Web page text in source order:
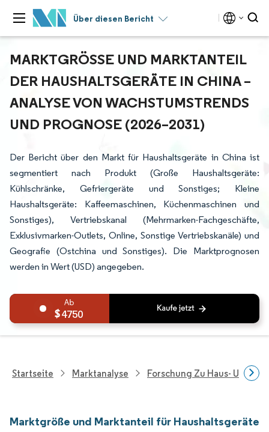
Über diesen Bericht
MARKTGRÖSSE UND MARKTANTEIL D
ER HAUSHALTSGERÄTE IN CHINA – A
NALYSE VON WACHSTUMSTRENDS U
ND PROGNOSE (2026–2031)
Der Bericht über den Markt für Haushaltsgeräte in China ist
segmentiert nach Produkt (Große Haushaltsgeräte:
Kühlschränke, Gefriergeräte und Sonstiges; Kleine
Haushaltsgeräte: Kaffeemaschinen, Küchenmaschinen und
Sonstiges), Vertriebskanal (Mehrmarken-Fachgeschäfte,
Exklusivmarken-Outlets, Online, Sonstige Vertriebskanäle) und
Geografie (Ostchina und Sonstiges). Die Marktprognosen
werden in Wert (USD) angegeben.
4750
Startseite Marktanalyse Forschung Zu Haus- Und
Marktgröße und Marktanteil für Haushaltsgeräte